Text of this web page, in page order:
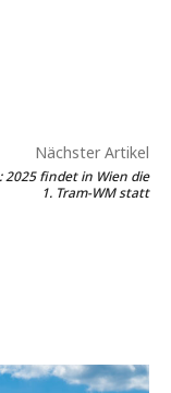
Nächster Artikel
2025 findet in Wien die
1. Tram-WM statt